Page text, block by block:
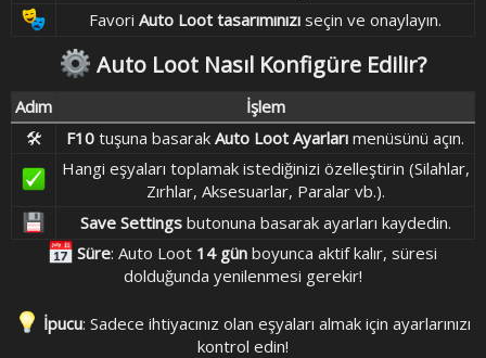
Favori Auto Loot tasarımınızı seçin ve onaylayın.​
Auto Loot Nasıl Konfigüre Edilir?​
Adım​
İşlem​
🛠​
F10 tuşuna basarak Auto Loot Ayarları menüsünü açın.​
Hangi eşyaları toplamak istediğinizi özelleştirin (Silahlar,
Zırhlar, Aksesuarlar, Paralar vb.).​
Save Settingsbutonuna basarak ayarları kaydedin.​
Süre: Auto Loot 14 gün boyunca aktif kalır, süresi
dolduğunda yenilenmesi gerekir!
İpucu: Sadece ihtiyacınız olan eşyaları almak için ayarlarınızı
kontrol edin!